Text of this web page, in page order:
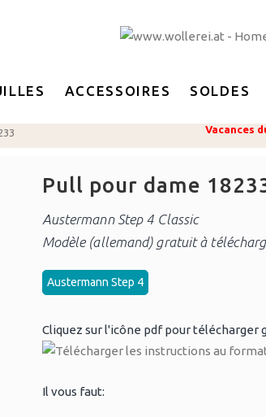
ACCESSOIRES SOLDES
Vacances
Pull pour dame
Austermann Step 4 Classic
Modèle (allemand) gratuit à
Austermann Step 4
Cliquez sur l'icône pdf pour
Il vous faut: